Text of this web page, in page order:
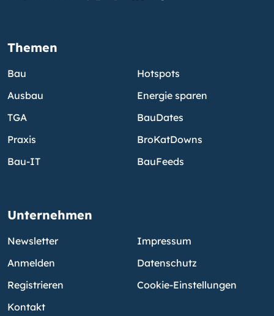
Themen
Bau
Ausbau
TGA
Praxis
Bau-IT
Hotspots
Energie sparen
BauDates
BroKatDowns
BauFeeds
Unternehmen
Newsletter
Anmelden
Registrieren
Kontakt
Impressum
Datenschutz
Cookie-Einstellungen